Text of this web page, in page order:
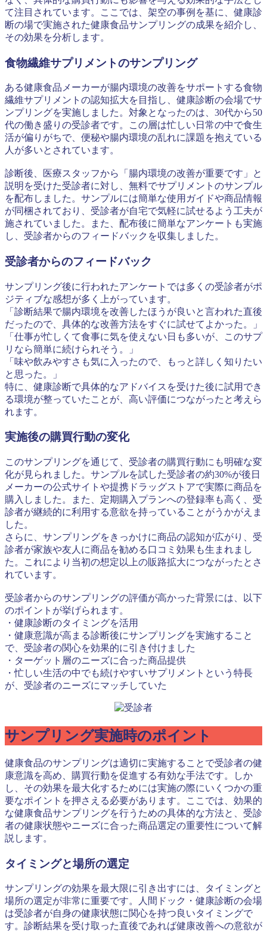
て注目されています。ここでは、架空の事例を基に、健康診
断の場で実施された健康食品サンプリングの成果を紹介し、
その効果を分析します。
食物繊維サプリメントのサンプリング
ある健康食品メーカーが腸内環境の改善をサポートする食物
繊維サプリメントの認知拡大を目指し、健康診断の会場でサ
ンプリングを実施しました。対象となったのは、30代から50
代の働き盛りの受診者です。この層は忙しい日常の中で食生
活が偏りがちで、便秘や腸内環境の乱れに課題を抱えている
人が多いとされています。
診断後、医療スタッフから「腸内環境の改善が重要です」と
説明を受けた受診者に対し、無料でサプリメントのサンプル
を配布しました。サンプルには簡単な使用ガイドや商品情報
が同梱されており、受診者が自宅で気軽に試せるよう工夫が
施されていました。また、配布後に簡単なアンケートも実施
し、受診者からのフィードバックを収集しました。
受診者からのフィードバック
サンプリング後に行われたアンケートでは多くの受診者がポ
ジティブな感想が多く上がっています。
「診断結果で腸内環境を改善したほうが良いと言われた直後
だったので、具体的な改善方法をすぐに試せてよかった。」
「仕事が忙しくて食事に気を使えない日も多いが、このサプ
リなら簡単に続けられそう。」
「味や飲みやすさも気に入ったので、もっと詳しく知りたい
と思った。」
特に、健康診断で具体的なアドバイスを受けた後に試用でき
る環境が整っていたことが、高い評価につながったと考えら
れます。
実施後の購買行動の変化
このサンプリングを通じて、受診者の購買行動にも明確な変
化が見られました。サンプルを試した受診者の約30%が後日
メーカーの公式サイトや提携ドラッグストアで実際に商品を
購入しました。また、定期購入プランへの登録率も高く、受
診者が継続的に利用する意欲を持っていることがうかがえま
した。
さらに、サンプリングをきっかけに商品の認知が広がり、受
診者が家族や友人に商品を勧める口コミ効果も生まれまし
た。これにより当初の想定以上の販路拡大につながったとさ
れています。
受診者からのサンプリングの評価が高かった背景には、以下
のポイントが挙げられます。
・健康診断のタイミングを活用
・健康意識が高まる診断後にサンプリングを実施すること
で、受診者の関心を効果的に引き付けました
・ターゲット層のニーズに合った商品提供
・忙しい生活の中でも続けやすいサプリメントという特長
が、受診者のニーズにマッチしていた
サンプリング実施時のポイント
健康食品のサンプリングは適切に実施することで受診者の健
康意識を高め、購買行動を促進する有効な手法です。しか
し、その効果を最大化するためには実施の際にいくつかの重
要なポイントを押さえる必要があります。ここでは、効果的
な健康食品サンプリングを行うための具体的な方法と、受診
者の健康状態やニーズに合った商品選定の重要性について解
説します。
タイミングと場所の選定
サンプリングの効果を最大限に引き出すには、タイミングと
場所の選定が非常に重要です。人間ドック・健康診断の会場
は受診者が自身の健康状態に関心を持つ良いタイミングで
す。診断結果を受け取った直後であれば健康改善への意欲が